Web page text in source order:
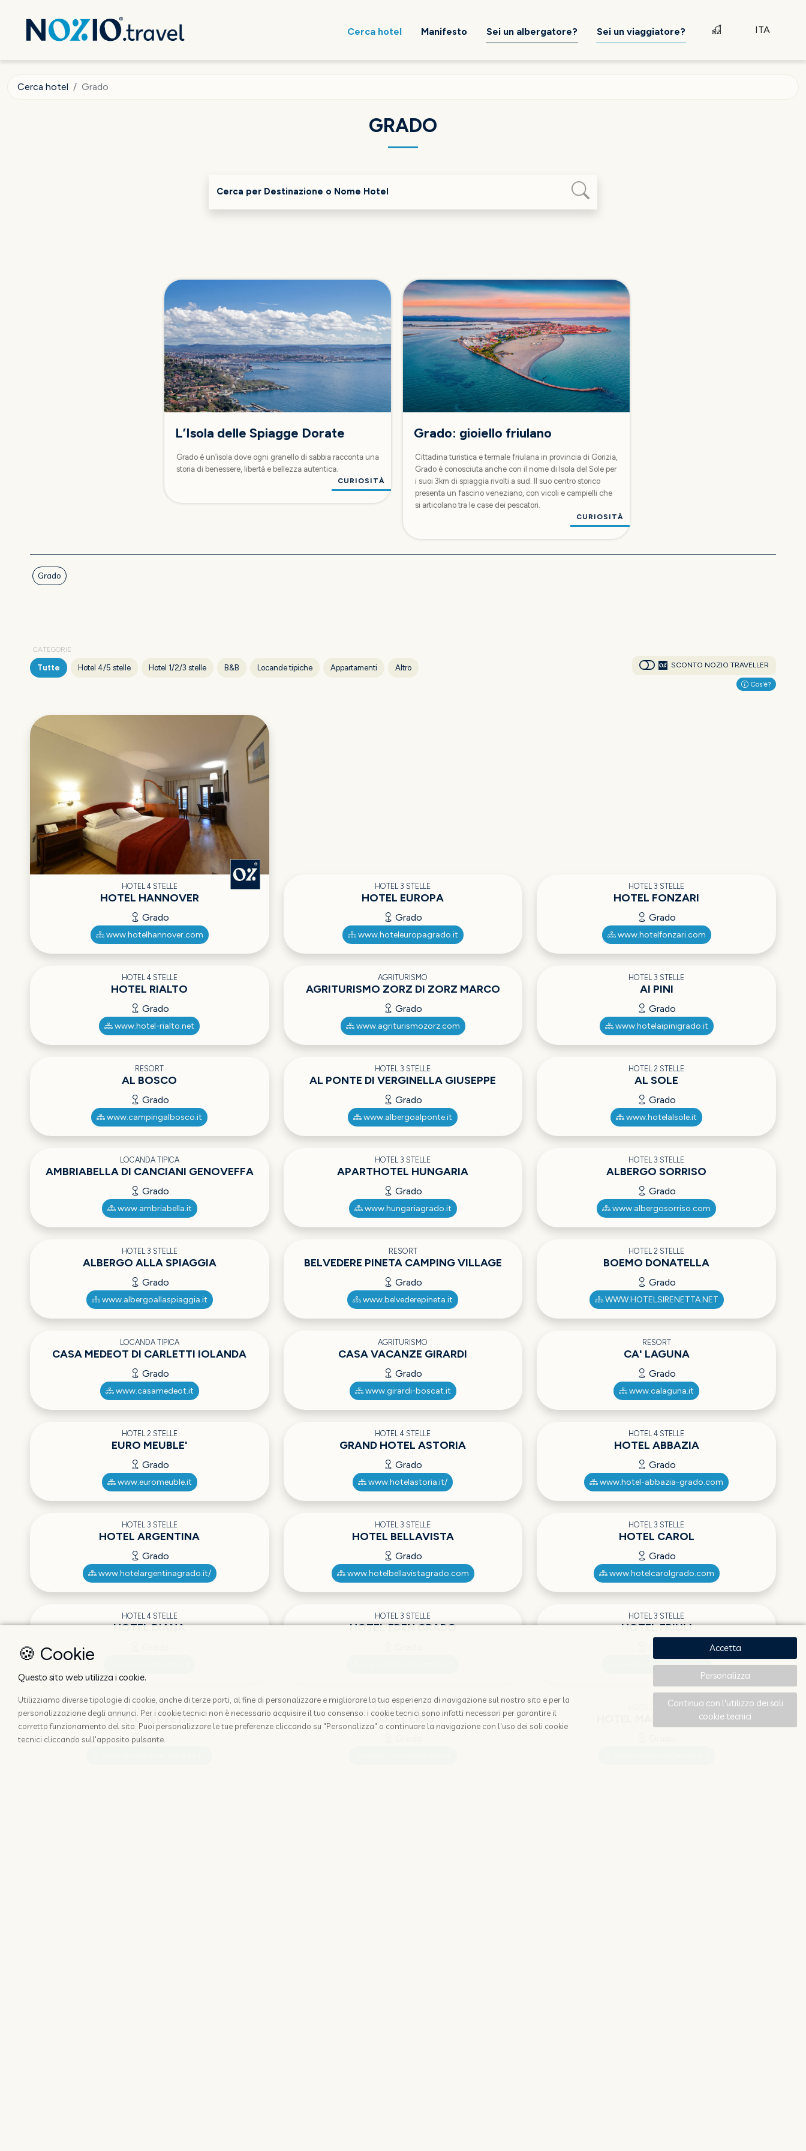
Cerca hotel Manifesto Sei un albergatore? Sei un viaggiatore? ITA
Cerca hotel Grado
GRADO
Cerca per Destinazione o Nome Hotel
CURIOSITÀ
L’Isola delle Spiagge Dorate
Grado è un’isola dove ogni granello di sabbia racconta una
storia di benessere, libertà e bellezza autentica.
CURIOSITÀ
Grado: gioiello friulano
Cittadina turistica e termale friulana in provincia di Gorizia,
Grado è conosciuta anche con il nome di Isola del Sole per
i suoi 3km di spiaggia rivolti a sud. Il suo centro storico
presenta un fascino veneziano, con vicoli e campielli che
si articolano tra le case dei pescatori.
Grado
CATEGORIE
Tutte Hotel 4/5 stelle Hotel 1/2/3 stelle B&B Locande tipiche Appartamenti Altro SCONTO NOZIO TRAVELLER
Cos'è?
HOTEL 4 STELLE
HOTEL HANNOVER
Grado
www.hotelhannover.com
HOTEL 3 STELLE
HOTEL EUROPA
Grado
www.hoteleuropagrado.it
HOTEL 3 STELLE
HOTEL FONZARI
Grado
www.hotelfonzari.com
HOTEL 4 STELLE
HOTEL RIALTO
Grado
www.hotel-rialto.net
AGRITURISMO
AGRITURISMO ZORZ DI ZORZ MARCO
Grado
www.agriturismozorz.com
HOTEL 3 STELLE
AI PINI
Grado
www.hotelaipinigrado.it
RESORT
AL BOSCO
Grado
www.campingalbosco.it
HOTEL 3 STELLE
AL PONTE DI VERGINELLA GIUSEPPE
Grado
www.albergoalponte.it
HOTEL 2 STELLE
AL SOLE
Grado
www.hotelalsole.it
LOCANDA TIPICA
AMBRIABELLA DI CANCIANI GENOVEFFA
Grado
www.ambriabella.it
HOTEL 3 STELLE
APARTHOTEL HUNGARIA
Grado
www.hungariagrado.it
HOTEL 3 STELLE
ALBERGO SORRISO
Grado
www.albergosorriso.com
HOTEL 3 STELLE
ALBERGO ALLA SPIAGGIA
Grado
www.albergoallaspiaggia.it
RESORT
BELVEDERE PINETA CAMPING VILLAGE
Grado
www.belvederepineta.it
HOTEL 2 STELLE
BOEMO DONATELLA
Grado
WWW.HOTELSIRENETTA.NET
LOCANDA TIPICA
CASA MEDEOT DI CARLETTI IOLANDA
Grado
www.casamedeot.it
AGRITURISMO
CASA VACANZE GIRARDI
Grado
www.girardi-boscat.it
RESORT
CA' LAGUNA
Grado
www.calaguna.it
HOTEL 2 STELLE
EURO MEUBLE'
Grado
www.euromeuble.it
HOTEL 4 STELLE
GRAND HOTEL ASTORIA
Grado
www.hotelastoria.it/
HOTEL 4 STELLE
HOTEL ABBAZIA
Grado
www.hotel-abbazia-grado.com
HOTEL 3 STELLE
HOTEL ARGENTINA
Grado
www.hotelargentinagrado.it/
HOTEL 3 STELLE
HOTEL BELLAVISTA
Grado
www.hotelbellavistagrado.com
HOTEL 3 STELLE
HOTEL CAROL
Grado
www.hotelcarolgrado.com
HOTEL 4 STELLE
HOTEL DIANA
HOTEL 3 STELLE
HOTEL EDEN GRADO
HOTEL 3 STELLE
HOTEL FRIULI
www.hotelfriuligrado.it
HOTEL HELVETIA
Grado
HOTEL 3 STELLE
HOTEL LIDO
HOTEL 3 STELLE
HOTEL MAR DEL PLATA
🍪 Cookie
Questo sito web utilizza i cookie.
Utilizziamo diverse tipologie di cookie, anche di terze parti, al fine di personalizzare e migliorare la tua esperienza di navigazione sul nostro sito e per la
personalizzazione degli annunci. Per i cookie tecnici non è necessario acquisire il tuo consenso: i cookie tecnici sono infatti necessari per garantire il
corretto funzionamento del sito. Puoi personalizzare le tue preferenze cliccando su "Personalizza" o continuare la navigazione con l'uso dei soli cookie
tecnici cliccando sull'apposito pulsante.
Accetta
Personalizza
Continua con l'utilizzo dei soli
cookie tecnici